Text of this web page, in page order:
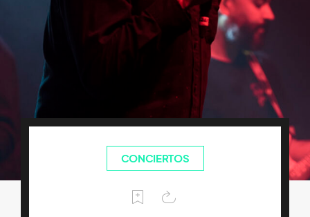
CONCIERTOS